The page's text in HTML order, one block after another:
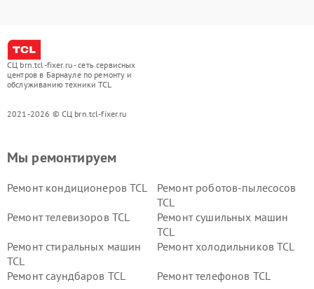
СЦ brn.tcl-fixer.ru - сеть сервисных
центров в Барнауле по ремонту и
обслуживанию техники TCL
2021-2026 © СЦ brn.tcl-fixer.ru
Мы ремонтируем
Ремонт кондиционеров TCL
Ремонт роботов-пылесосов
TCL
Ремонт телевизоров TCL
Ремонт сушильных машин
TCL
Ремонт стиральных машин
TCL
Ремонт холодильников TCL
Ремонт саундбаров TCL Ремонт телефонов TCL